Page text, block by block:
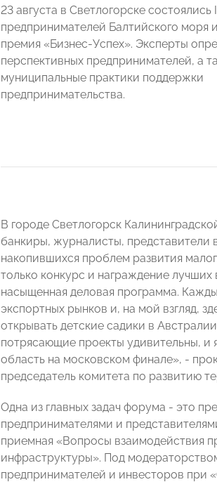
23 августа в Светлогорске состоялись
предпринимателей Балтийского моря
премия «Бизнес-Успех». Эксперты
перспективных предпринимателей, а
муниципальные практики поддержки
предпринимательства.
В городе Светлогорск
банкиры, журналисты, представители
накопившихся проблем развития
только конкурс и награждение
насыщенная деловая программа.
экспортных рынков и, на мой взгляд,
открывать детские садики в
потрясающие проекты удивительны, и
область на московском финале», -
председатель комитета по
Одна из главных задач форума - это
предпринимателями и
приемная «Вопросы взаимодействия
инфраструктуры». Под
предпринимателей и инвесторов